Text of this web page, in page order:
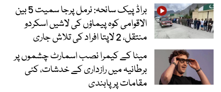
براڈ پیک سانحہ: نرمل پرجا سمیت 5 بین
الاقوامی کوہ پیماؤں کی لاشیں اسکردو
منتقل، 2 لاپتا افراد کی تلاش جاری
میٹا کے کیمرا نصب اسمارٹ چشموں پر
برطانیہ میں رازداری کے خدشات، کئی
مقامات پر پابندی